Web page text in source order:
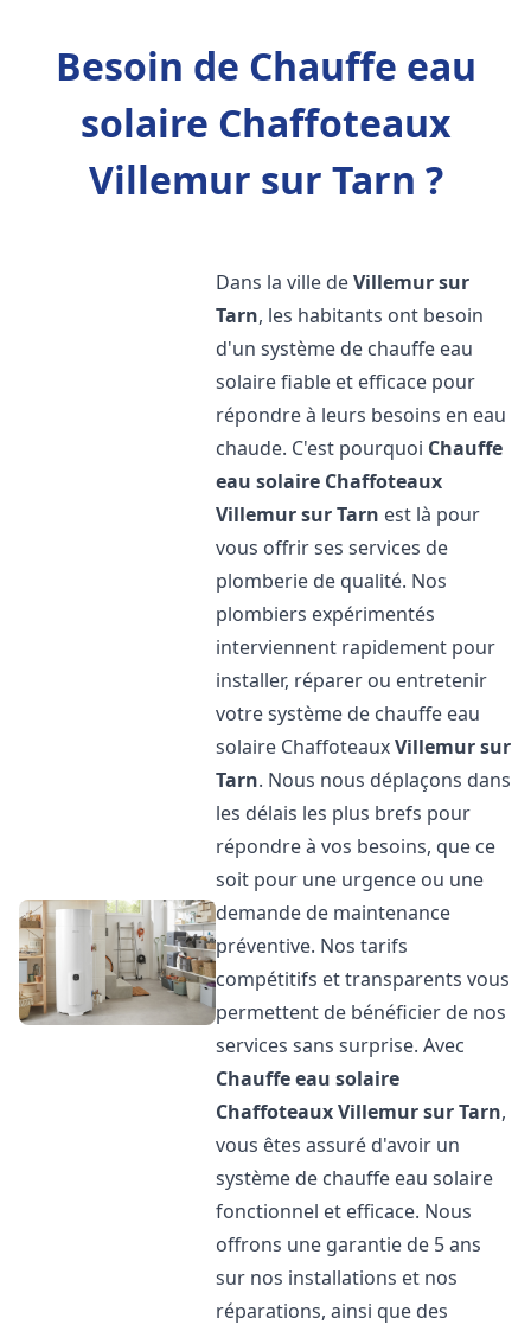
Besoin de Chauffe eau
solaire Chaffoteaux
Villemur sur Tarn ?
Dans la ville deVillemur sur
Tarn, les habitants ont besoin
d'un système de chauffe eau
solaire fiable et efficace pour
répondre à leurs besoins en eau
chaude. C'est pourquoi Chauffe
eau solaire Chaffoteaux
Villemur sur Tarn est là pour
vous offrir ses services de
plomberie de qualité. Nos
plombiers expérimentés
interviennent rapidement pour
installer, réparer ou entretenir
votre système de chauffe eau
solaire ChaffoteauxVillemur sur
Tarn. Nous nous déplaçons dans
les délais les plus brefs pour
répondre à vos besoins, que ce
soit pour une urgence ou une
demande de maintenance
préventive. Nos tarifs
compétitifs et transparents vous
permettent de bénéficier de nos
services sans surprise. Avec
Chauffe eau solaire
ChaffoteauxVillemur sur Tarn,
vous êtes assuré d'avoir un
système de chauffe eau solaire
fonctionnel et efficace. Nous
offrons une garantie de 5 ans
sur nos installations et nos
réparations, ainsi que des